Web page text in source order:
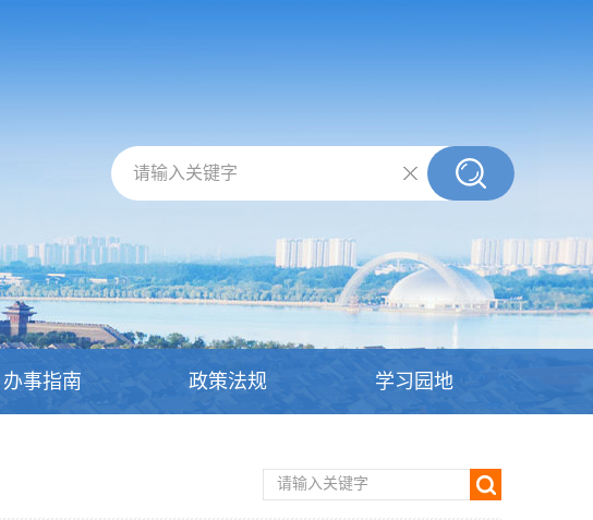
请输入关键字
办事指南 政策法规 学习园地
请输入关键字